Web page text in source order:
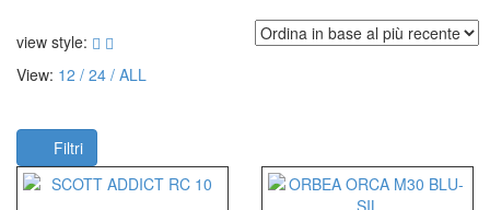
view style:
View: 12 24 ALL
Filtri